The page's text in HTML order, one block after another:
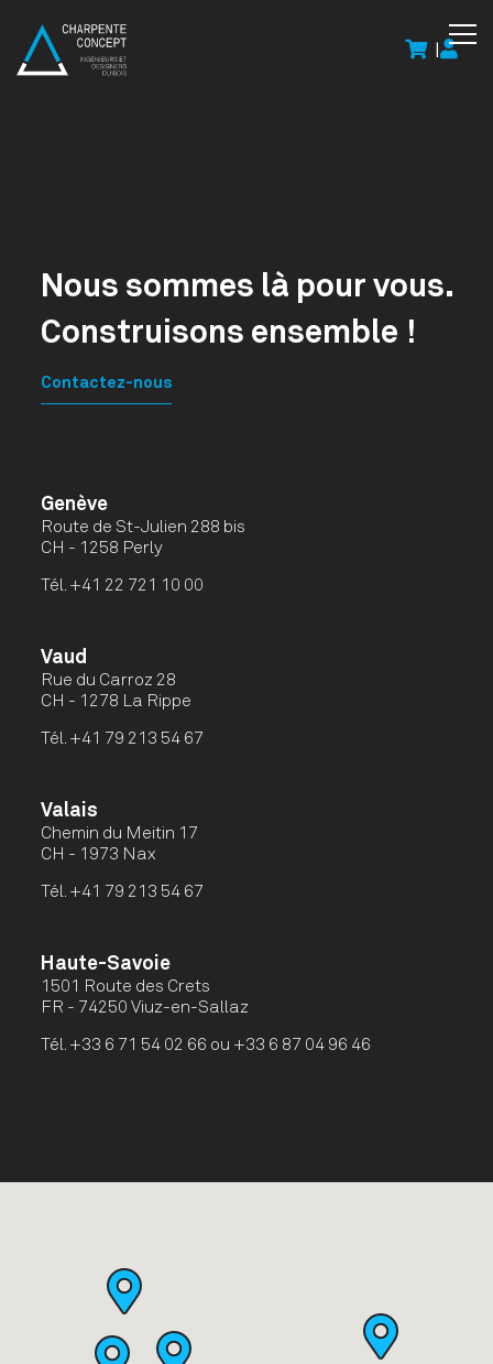
Nous sommes là pour vous.
Construisons ensemble !
Contactez-nous
Genève
Route de St-Julien 288 bis
CH - 1258 Perly
Tél. +41 22 721 10 00
Vaud
Rue du Carroz 28
CH - 1278 La Rippe
Tél. +41 79 213 54 67
Valais
Chemin du Meitin 17
CH - 1973 Nax
Tél. +41 79 213 54 67
Haute-Savoie
1501 Route des Crets
FR - 74250 Viuz-en-Sallaz
Tél. +33 6 71 54 02 66 ou +33 6 87 04 96 46